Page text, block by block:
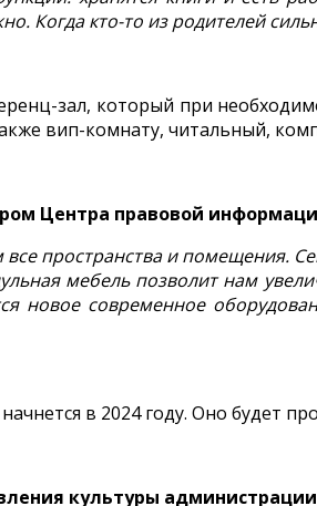
Когда кто-то из родителей
зал, который при
вип-комнату, читальный,
Центра правовой
пространства и помещения.
мебель позволит нам
новое современное
в 2024 году. Оно будет
культуры администрации